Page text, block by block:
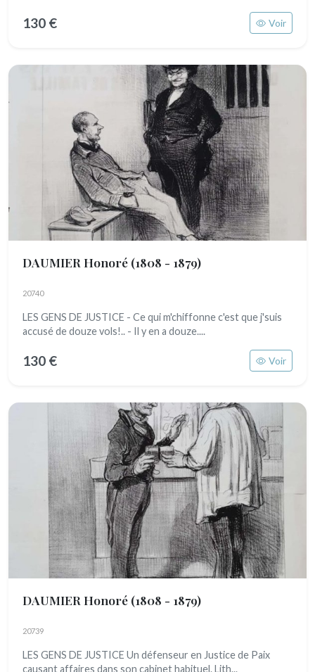
130 € Voir
DAUMIER Honoré (1808 - 1879)
20740
LES GENS DE JUSTICE - Ce qui m'chiffonne c'est que j'suis
accusé de douze vols!.. - Il y en a douze....
130 € Voir
DAUMIER Honoré (1808 - 1879)
20739
LES GENS DE JUSTICE Un défenseur en Justice de Paix
causant affaires dans son cabinet habituel. Lith...